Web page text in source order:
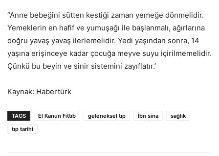
“Anne bebeğini sütten kestiği zaman yemeğe dönmelidir.
Yemeklerin en hafif ve yumuşağı ile başlanmalı, ağırlarına
doğru yavaş yavaş ilerlemelidir. Yedi yaşından sonra, 14
yaşına erişinceye kadar çocuğa meyve suyu içirilmemelidir.
Çünkü bu beyin ve sinir sistemini zayıflatır.’
Kaynak: Habertürk
TAGS El Kanun Fittıb geleneksel tıp İbn sina
sağlık
tıp tarihi